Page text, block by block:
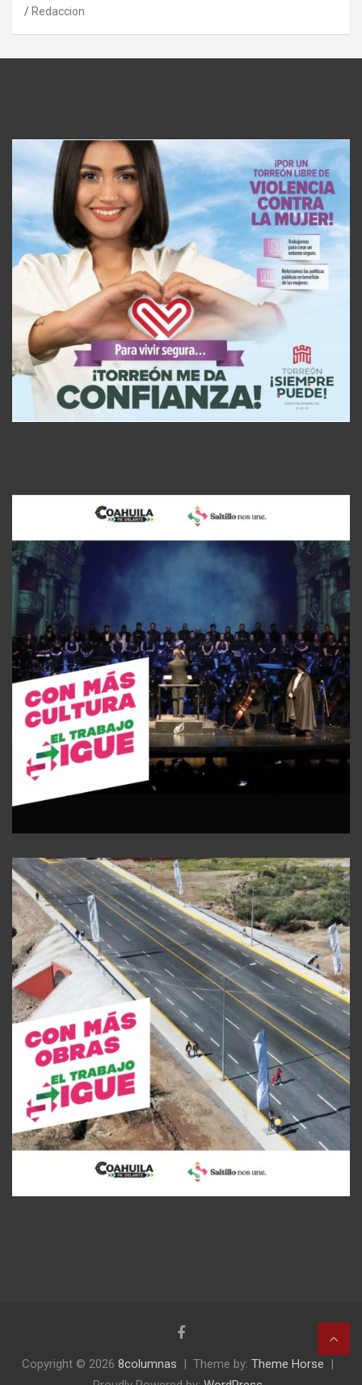
Redaccion
Copyright © 2026 8columnas Theme by: Theme Horse